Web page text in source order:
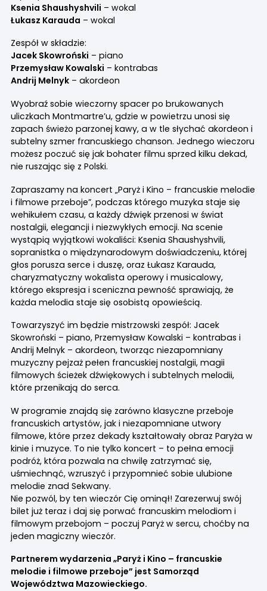
Ksenia Shaushyshvili – wokal
Łukasz Karauda – wokal
Zespół w składzie:
Jacek Skowroński – piano
Przemysław Kowalski – kontrabas
Andrij Melnyk– akordeon
Wyobraź sobie wieczorny spacer po brukowanych
uliczkach Montmartre’u, gdzie w powietrzu unosi się
zapach świeżo parzonej kawy, a w tle słychać akordeon i
subtelny szmer francuskiego chanson. Jednego wieczoru
możesz poczuć się jak bohater filmu sprzed kilku dekad,
nie ruszając się z Polski.
Zapraszamy na koncert „Paryż i Kino – francuskie melodie
i filmowe przeboje”, podczas którego muzyka staje się
wehikułem czasu, a każdy dźwięk przenosi w świat
nostalgii, elegancji i niezwykłych emocji. Na scenie
wystąpią wyjątkowi wokaliści: Ksenia Shaushyshvili,
sopranistka o międzynarodowym doświadczeniu, której
głos porusza serce i duszę, oraz Łukasz Karauda,
charyzmatyczny wokalista operowy i musicalowy,
którego ekspresja i sceniczna pewność sprawiają, że
każda melodia staje się osobistą opowieścią.
Towarzyszyć im będzie mistrzowski zespół: Jacek
Skowroński – piano, Przemysław Kowalski – kontrabas i
Andrij Melnyk – akordeon, tworząc niezapomniany
muzyczny pejzaż pełen francuskiej nostalgii, magii
filmowych ścieżek dźwiękowych i subtelnych melodii,
które przenikają do serca.
W programie znajdą się zarówno klasyczne przeboje
francuskich artystów, jak i niezapomniane utwory
filmowe, które przez dekady kształtowały obraz Paryża w
kinie i muzyce. To nie tylko koncert – to pełna emocji
podróż, która pozwala na chwilę zatrzymać się,
uśmiechnąć, wzruszyć i przypomnieć sobie ulubione
melodie znad Sekwany.
Nie pozwól, by ten wieczór Cię ominął! Zarezerwuj swój
bilet już teraz i daj się porwać francuskim melodiom i
filmowym przebojom – poczuj Paryż w sercu, choćby na
jeden magiczny wieczór.
Partnerem wydarzenia „Paryż i Kino – francuskie
melodie i filmowe przeboje” jest Samorząd
Województwa Mazowieckiego.